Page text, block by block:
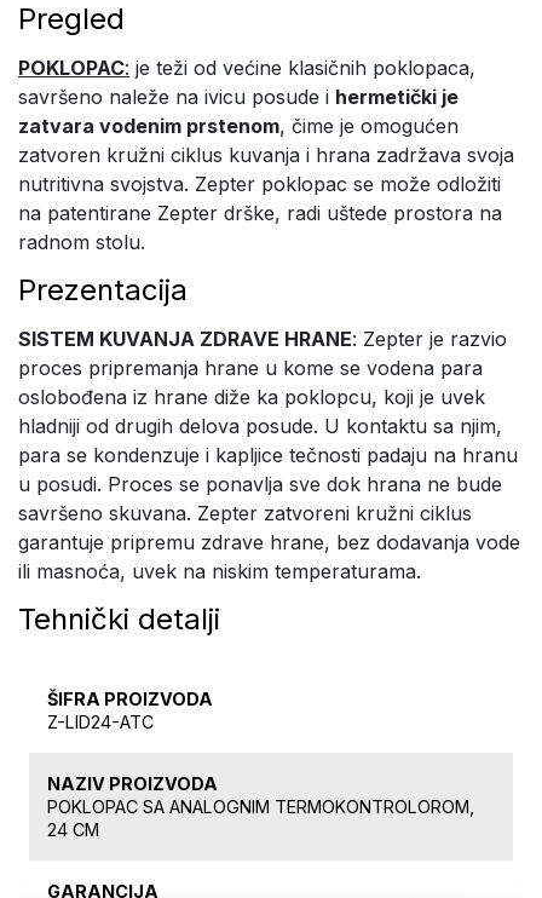
Pregled
POKLOPAC: je teži od većine klasičnih poklopaca,
savršeno naleže na ivicu posude i hermetički je
zatvara vodenim prstenom, čime je omogućen
zatvoren kružni ciklus kuvanja i hrana zadržava svoja
nutritivna svojstva. Zepter poklopac se može odložiti
na patentirane Zepter drške, radi uštede prostora na
radnom stolu.
Prezentacija
SISTEM KUVANJA ZDRAVE HRANE: Zepter je razvio
proces pripremanja hrane u kome se vodena para
oslobođena iz hrane diže ka poklopcu, koji je uvek
hladniji od drugih delova posude. U kontaktu sa njim,
para se kondenzuje i kapljice tečnosti padaju na hranu
u posudi. Proces se ponavlja sve dok hrana ne bude
savršeno skuvana. Zepter zatvoreni kružni ciklus
garantuje pripremu zdrave hrane, bez dodavanja vode
ili masnoća, uvek na niskim temperaturama.
Tehnički detalji
ŠIFRA PROIZVODA
Z-LID24-ATC
NAZIV PROIZVODA
POKLOPAC SA ANALOGNIM TERMOKONTROLOROM,
24 CM
GARANCIJA